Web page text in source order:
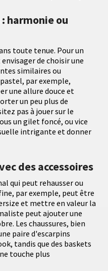
harmonie ou
toute tenue. Pour un
de choisir une
similaires ou
par exemple,
une allure douce et
un peu plus de
pas à jouer sur le
un gilet foncé, ou vice
intrigante et donner
des accessoires
qui peut rehausser ou
par exemple, peut être
et mettre en valeur la
peut ajouter une
Les chaussures, bien
paire d'escarpins
tandis que des baskets
touche plus